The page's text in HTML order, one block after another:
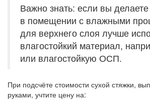
Важно знать: если вы
в помещении с влажными
для верхнего слоя лучше
влагостойкий материал,
или влагостойкую ОСП.
При подсчёте стоимости сухой стяжки,
руками, учтите цену на: